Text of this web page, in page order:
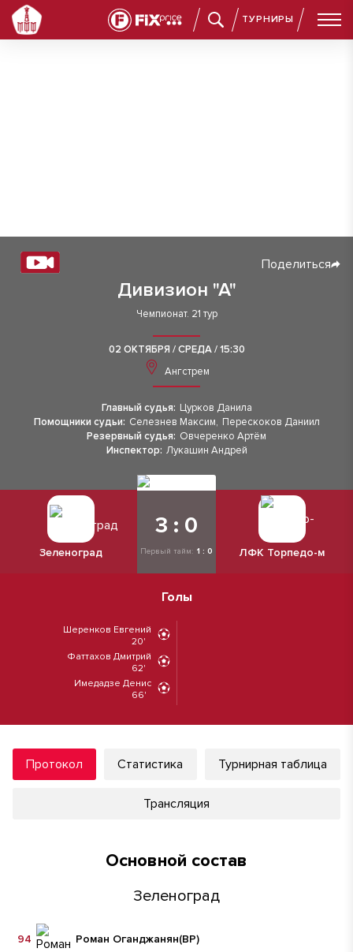
ТУРНИРЫ
Дивизион "А"
Поделиться
Чемпионат. 21 тур
02 ОКТЯБРЯ / СРЕДА / 15:30
Ангстрем
Главный судья: Цурков Данила
Помощники судьи: Селезнев Максим, Перескоков Даниил
Резервный судья: Овчеренко Артём
Инспектор: Лукашин Андрей
Зеленоград
3 : 0
Первый тайм: 1 : 0 ЛФК Торпедо-м
Голы
Шеренков Евгений
20'
Фаттахов Дмитрий
62'
Имедадзе Денис
66'
Протокол Статистика Турнирная таблица
Трансляция
Основной состав
Зеленоград
Роман Оганджанян(ВР)
94